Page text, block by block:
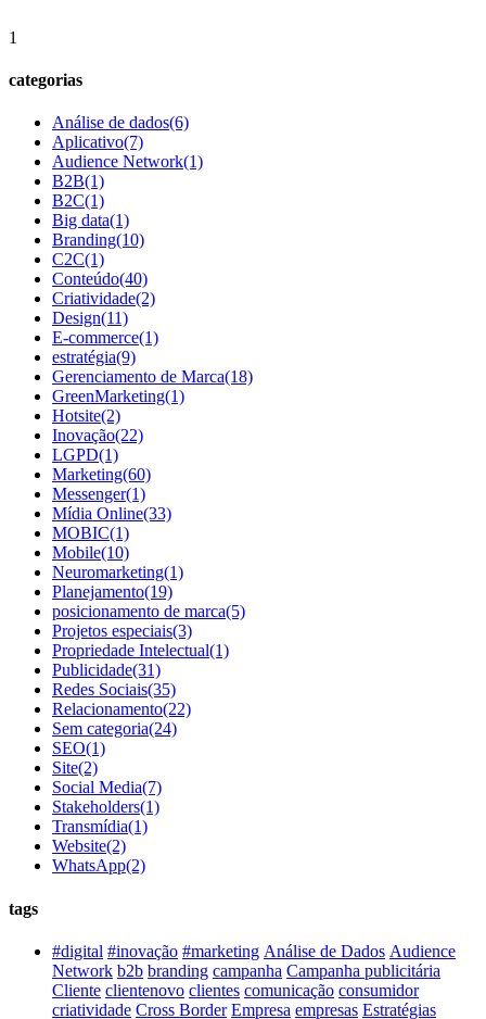
1
categorias
Análise de dados(6)
Aplicativo(7)
Audience Network(1)
B2B(1)
B2C(1)
Big data(1)
Branding(10)
C2C(1)
Conteúdo(40)
Criatividade(2)
Design(11)
E-commerce(1)
estratégia(9)
Gerenciamento de Marca(18)
GreenMarketing(1)
Hotsite(2)
Inovação(22)
LGPD(1)
Marketing(60)
Messenger(1)
Mídia Online(33)
MOBIC(1)
Mobile(10)
Neuromarketing(1)
Planejamento(19)
posicionamento de marca(5)
Projetos especiais(3)
Propriedade Intelectual(1)
Publicidade(31)
Redes Sociais(35)
Relacionamento(22)
Sem categoria(24)
SEO(1)
Site(2)
Social Media(7)
Stakeholders(1)
Transmídia(1)
Website(2)
WhatsApp(2)
tags
#digital #inovação #marketing Análise de Dados Audience
Network b2b branding campanha Campanha publicitária
Cliente clientenovo clientes comunicação consumidor
criatividade Cross Border Empresa empresas Estratégias